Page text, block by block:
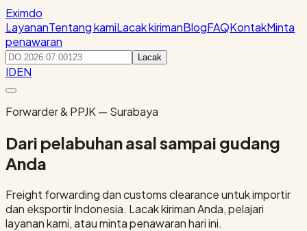
Eximdo
LayananTentang kamiLacak kirimanBlogFAQKontakMinta
penawaran
Lacak
IDEN
Forwarder & PPJK — Surabaya
Dari pelabuhan asal sampai gudang
Anda
Freight forwarding dan customs clearance untuk importir
dan eksportir Indonesia. Lacak kiriman Anda, pelajari
layanan kami, atau minta penawaran hari ini.